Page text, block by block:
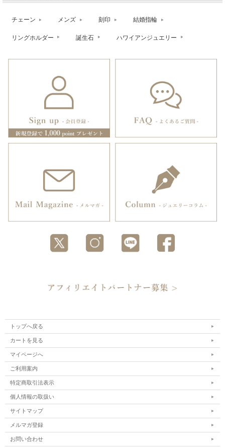
チェーン メンズ 刻印 結婚指輪
リングホルダー 誕生石 ハワイアンジュエリー
トップへ戻る
カートを見る
マイページへ
ご利用案内
特定商取引法表示
個人情報の取扱い
サイトマップ
メルマガ登録
お問い合わせ